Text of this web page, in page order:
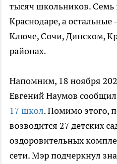
тысяч школьников. Семь
Краснодаре, а
Ключе, Сочи, Динском,
районах.
Напомним, 18 ноября
Евгений Наумов
17 школ. Помимо этого,
возводится 27 детских
оздоровительных
сети. Мэр подчеркнул